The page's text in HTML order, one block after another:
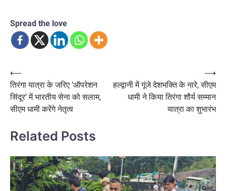
Spread the love
Post
navigation
⟵
तिरंगा यात्रा के जरिए ‘ऑपरेशन
सिंदूर’ में भारतीय सेना को सलाम,
सीएम धामी करेंगे नेतृत्व
हल्द्वानी में गूंजे देशभक्ति के नारे, सीएम
धामी ने किया तिरंगा शौर्य सम्मान
यात्रा का शुभारंभ
⟶
Related Posts